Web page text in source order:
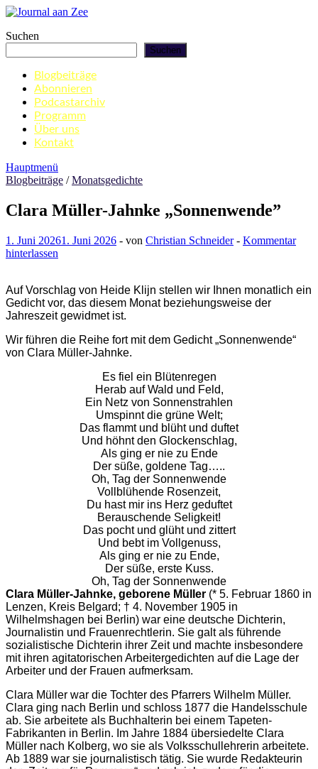
Zum
springen
Journal aan Zee
Suchen
Suchen
Blogbeiträge
Abonnieren
Podcastarchiv
Programm
Über uns
Kontakt
Hauptmenü
Blogbeiträge /Monatsgedichte
Clara Müller-Jahnke „Sonnenwende”
1. Juni 20261. Juni 2026 - von Christian Schneider- Kommentar
hinterlassen
Auf Vorschlag von Heide Klijn stellen wir Ihnen monatlich ein
Gedicht vor, das diesem Monat beziehungsweise der
Jahreszeit gewidmet ist.
Wir führen die Reihe fort mit dem Gedicht „Sonnenwende“
von Clara Müller-Jahnke.
Es fiel ein Blütenregen
Herab auf Wald und Feld,
Ein Netz von Sonnenstrahlen
Umspinnt die grüne Welt;
Das flammt und blüht und duftet
Und höhnt den Glockenschlag,
Als ging er nie zu Ende
Der süße, goldene Tag…..
Oh, Tag der Sonnenwende
Vollblühende Rosenzeit,
Du hast mir ins Herz geduftet
Berauschende Seligkeit!
Das pocht und glüht und zittert
Und bebt im Vollgenuss,
Als ging er nie zu Ende,
Der süße, erste Kuss.
Oh, Tag der Sonnenwende
Clara Müller-Jahnke, geborene Müller (* 5. Februar 1860 in
Lenzen, Kreis Belgard; † 4. November 1905 in
Wilhelmshagen bei Berlin) war eine deutsche Dichterin,
Journalistin und Frauenrechtlerin. Sie galt als führende
sozialistische Dichterin ihrer Zeit und machte insbesondere
mit ihren agitatorischen Arbeitergedichten auf die Lage der
Arbeiter und der Frauen aufmerksam.
Clara Müller war die Tochter des Pfarrers Wilhelm Müller.
Clara ging nach Berlin und schloss 1877 die Handelsschule
ab. Sie arbeitete als Buchhalterin bei einem Tapeten-
Fabrikanten in Berlin. Im Jahre 1884 übersiedelte Clara
Müller nach Kolberg, wo sie als Volksschullehrerin arbeitete.
Ab 1889 war sie journalistisch tätig. Sie wurde Redakteurin